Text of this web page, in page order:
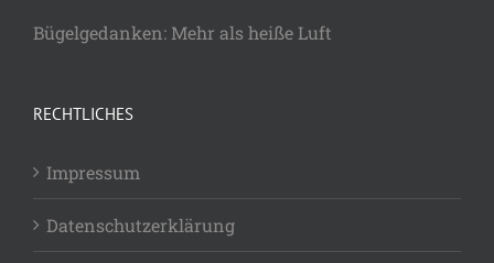
Bügelgedanken: Mehr als heiße Luft
RECHTLICHES
Impressum
Datenschutzerklärung